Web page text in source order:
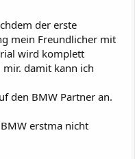
der erste
mein Freundlicher mit
wird komplett
damit kann ich
den BMW Partner an.
erstma nicht